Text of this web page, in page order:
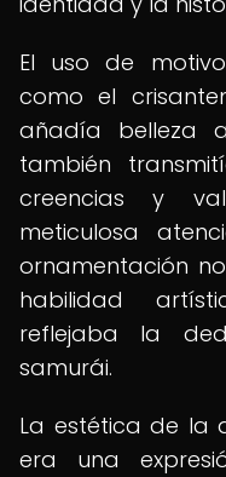
El uso de
como el
añadía belleza
también
creencias y
meticulosa
ornamentación
habilidad
reflejaba la
samurái.
La estética de la
era una